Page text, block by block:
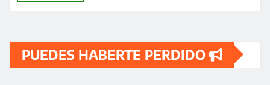
PUEDES HABERTE PERDIDO